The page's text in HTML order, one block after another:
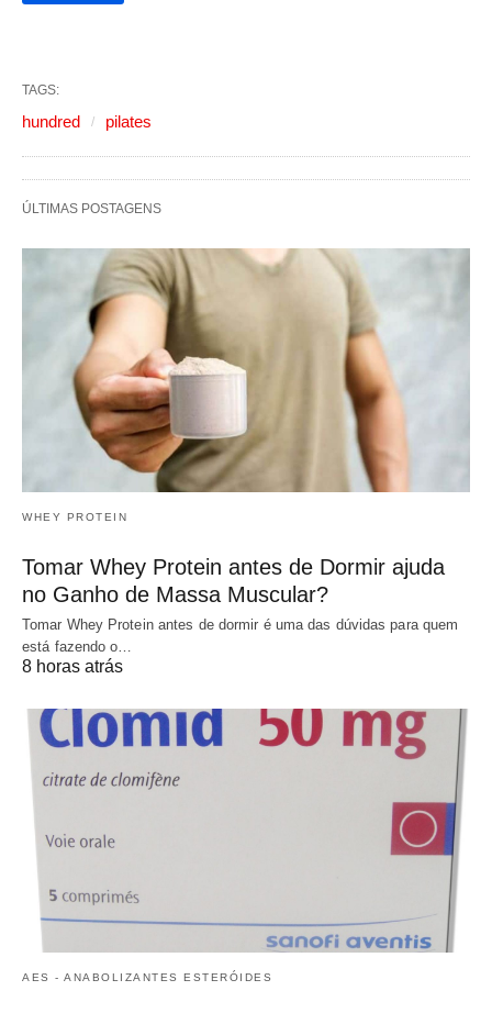
TAGS:
hundred pilates
ÚLTIMAS POSTAGENS
WHEY PROTEIN
Tomar Whey Protein antes de Dormir ajuda
no Ganho de Massa Muscular?
Tomar Whey Protein antes de dormir é uma das dúvidas para quem
está fazendo o…
8 horas atrás
AES - ANABOLIZANTES ESTERÓIDES